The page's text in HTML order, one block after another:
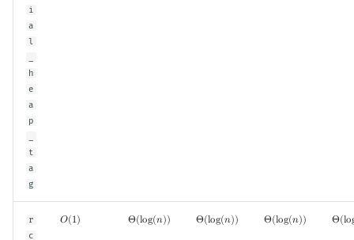
i
a
l
h
e
a
p
t
a
g
r
c
𝑂(1)
O(1) Θ(log(𝑛))
Θ(log(n)) Θ(log(𝑛))
Θ(log(n)) Θ(log(𝑛))
Θ(log(n)) Θ(lo
Θ(